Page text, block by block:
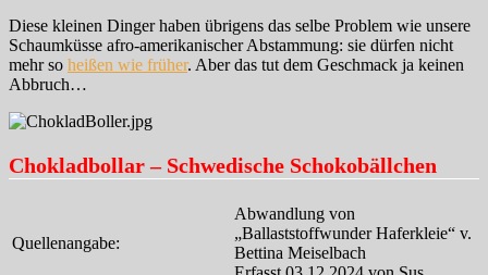
Diese kleinen Dinger haben übrigens das selbe Problem wie unsere
Schaumküsse afro-amerikanischer Abstammung: sie dürfen nicht
mehr so heißen wie früher. Aber das tut dem Geschmack ja keinen
Abbruch…
Chokladbollar – Schwedische Schokobällchen
Quellenangabe:
Abwandlung von
„Ballaststoffwunder Haferkleie“ v.
Bettina Meiselbach